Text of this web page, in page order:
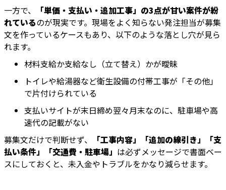
一方で、
「単価・支払い・追加工事」の3点が甘い案件が紛
れているのが現実です。現場をよく知らない発注担当が募集
文を作っているケースもあり、以下のような落とし穴が見ら
れます。
材料支給か支給なし（立て替え）かが曖昧
トイレや給湯器など衛生設備の付帯工事が「その他」
で片付けられている
支払いサイトが末日締め翌々月末なのに、駐車場や高
速代の記載がない
募集文だけで判断せず、
「工事内容」「追加の線引き」「支
払い条件」「交通費・駐車場」 は必ずメッセージで書面ベー
スにしておくと、未入金やトラブルをかなり減らせます。